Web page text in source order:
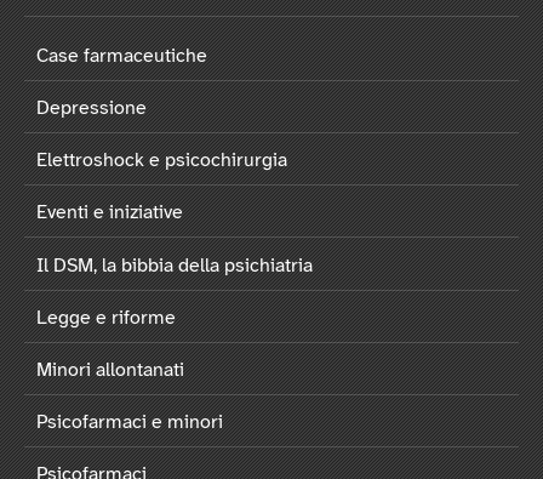
Case farmaceutiche
Depressione
Elettroshock e psicochirurgia
Eventi e iniziative
Il DSM, la bibbia della psichiatria
Legge e riforme
Minori allontanati
Psicofarmaci e minori